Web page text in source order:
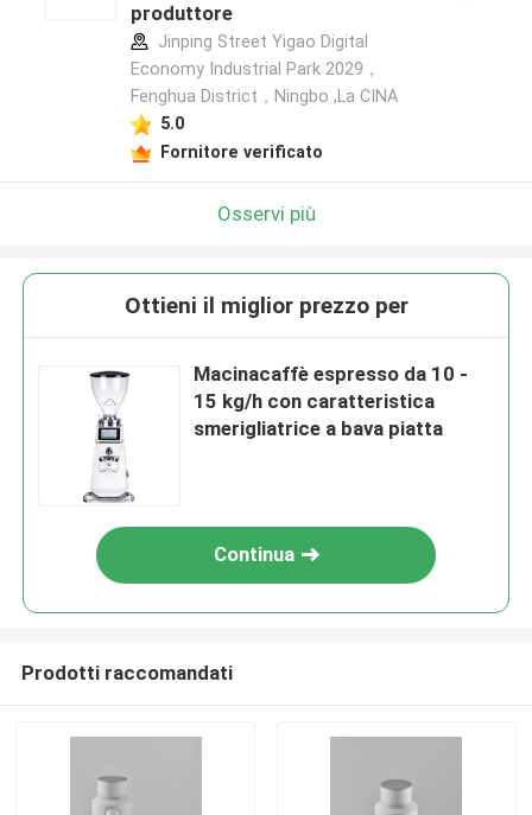
produttore
Jinping Street Yigao Digital
Economy Industrial Park 2029，
Fenghua District，Ningbo ,La CINA
5.0
Fornitore verificato
Osservi più
Ottieni il miglior prezzo per
Macinacaffè espresso da 10 -
15 kg/h con caratteristica
smerigliatrice a bava piatta
Continua
Prodotti raccomandati